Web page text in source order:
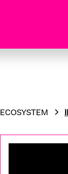
ECOSYSTEM